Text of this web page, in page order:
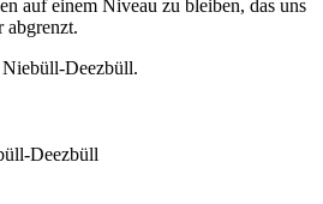
auf einem Niveau zu bleiben, das uns
abgrenzt.
Deezbüll.
Deezbüll